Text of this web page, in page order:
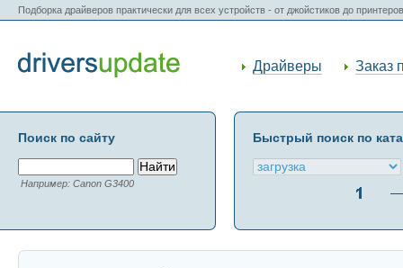
Подборка драйверов практически для всех устройств - от джойстиков до
Драйверы Заказ
Поиск по сайту
Например: Canon G3400
Быстрый поиск по